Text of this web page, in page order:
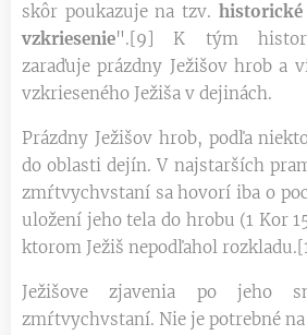
skôr poukazuje na tzv.
vzkriesenie".[9] K tým
zaraďuje prázdny Ježišov hrob a
vzkrieseného Ježiša v dejinách.
Prázdny Ježišov hrob, podľa
do oblasti dejín. V najstarších
zmŕtvychvstaní sa hovorí iba o
uložení jeho tela do hrobu (1 Kor
ktorom Ježiš nepodľahol
Ježišove zjavenia po
zmŕtvychvstaní. Nie je potrebné